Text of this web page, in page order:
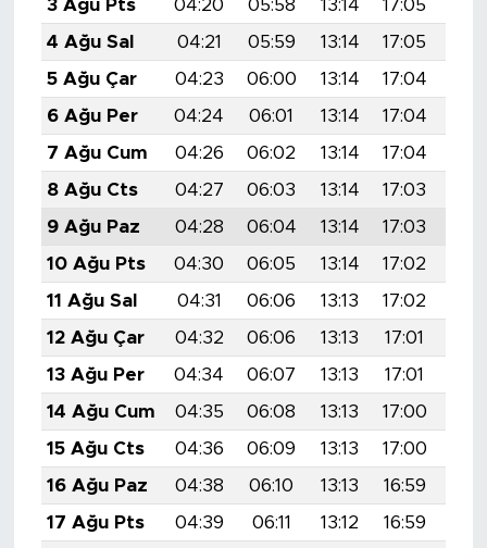
3 Ağu Pts
04:20 05:58 13:14 17:05
4 Ağu Sal
04:21 05:59 13:14 17:05
5 Ağu Çar
04:23 06:00 13:14 17:04
6 Ağu Per
04:24 06:01 13:14 17:04
7 Ağu Cum
04:26 06:02 13:14 17:04
8 Ağu Cts
04:27 06:03 13:14 17:03
9 Ağu Paz
04:28 06:04 13:14 17:03
10 Ağu Pts
04:30 06:05 13:14 17:02
11 Ağu Sal
04:31 06:06 13:13 17:02
12 Ağu Çar
04:32 06:06 13:13 17:01
13 Ağu Per
04:34 06:07 13:13 17:01
14 Ağu Cum
04:35 06:08 13:13 17:00
15 Ağu Cts
04:36 06:09 13:13 17:00
16 Ağu Paz
04:38 06:10 13:13 16:59
17 Ağu Pts
04:39 06:11 13:12 16:59